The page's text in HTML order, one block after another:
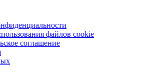
файлов cookie
соглашение